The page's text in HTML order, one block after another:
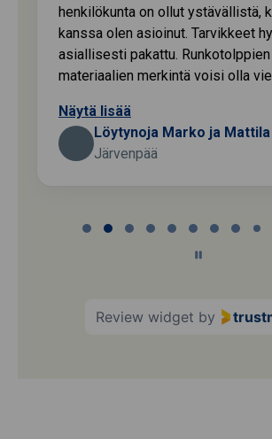
henkilökunta on ollut ystävällistä,
kanssa olen asioinut. Tarvikkeet
asiallisesti pakattu. Runkotolppien
materiaalien merkintä voisi olla vie...
Näytä lisää
Löytynoja Marko ja
Järvenpää
Review widget by